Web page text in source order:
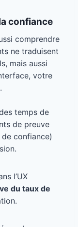
confiance
comprendre
ne traduisent
mais aussi
votre
temps de
de preuve
confiance)
l’UX
du taux de